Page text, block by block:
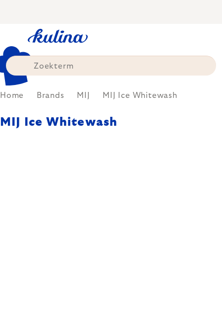
Home Brands MIJ MIJ Ice Whitewash
MIJ Ice Whitewash